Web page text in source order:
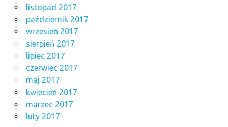
listopad 2017
październik 2017
wrzesień 2017
sierpień 2017
lipiec 2017
czerwiec 2017
maj 2017
kwiecień 2017
marzec 2017
luty 2017